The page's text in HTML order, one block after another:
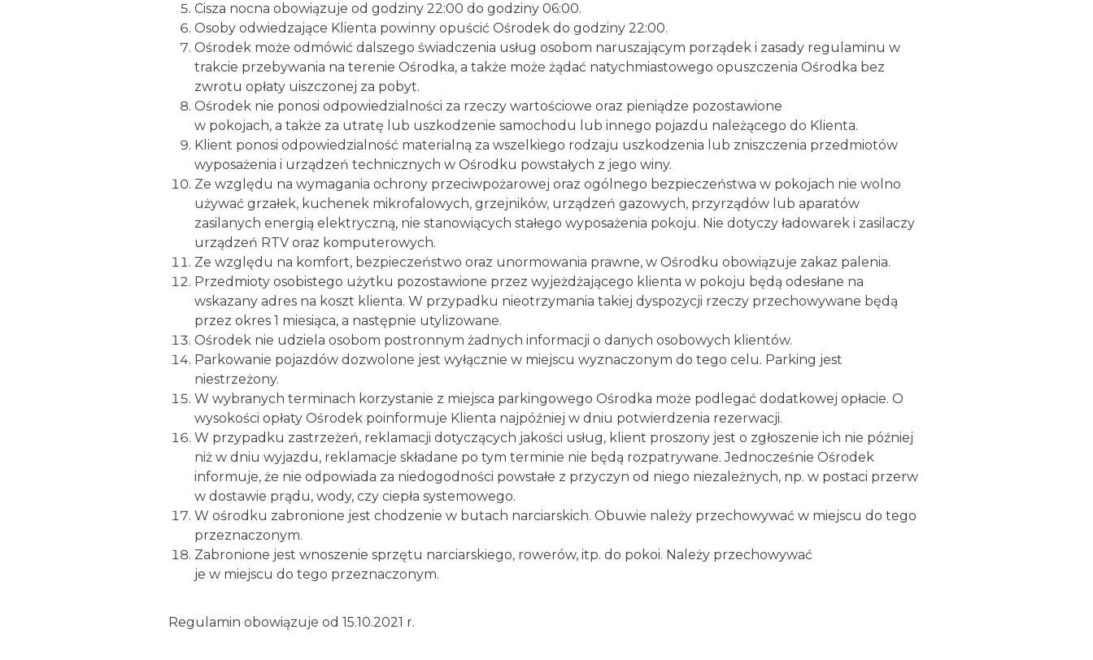
Cisza nocna obowiązuje od godziny 22:00 do godziny 06:00.
Osoby odwiedzające Klienta powinny opuścić Ośrodek do godziny 22:00.
Ośrodek może odmówić dalszego świadczenia usług osobom naruszającym porządek i zasady regulaminu w
trakcie przebywania na terenie Ośrodka, a także może żądać natychmiastowego opuszczenia Ośrodka bez
zwrotu opłaty uiszczonej za pobyt.
Ośrodek nie ponosi odpowiedzialności za rzeczy wartościowe oraz pieniądze pozostawione
w pokojach, a także za utratę lub uszkodzenie samochodu lub innego pojazdu należącego do Klienta.
Klient ponosi odpowiedzialność materialną za wszelkiego rodzaju uszkodzenia lub zniszczenia przedmiotów
wyposażenia i urządzeń technicznych w Ośrodku powstałych z jego winy.
Ze względu na wymagania ochrony przeciwpożarowej oraz ogólnego bezpieczeństwa w pokojach nie wolno
używać grzałek, kuchenek mikrofalowych, grzejników, urządzeń gazowych, przyrządów lub aparatów
zasilanych energią elektryczną, nie stanowiących stałego wyposażenia pokoju. Nie dotyczy ładowarek i zasilaczy
urządzeń RTV oraz komputerowych.
Ze względu na komfort, bezpieczeństwo oraz unormowania prawne, w Ośrodku obowiązuje zakaz palenia.
Przedmioty osobistego użytku pozostawione przez wyjeżdżającego klienta w pokoju będą odesłane na
wskazany adres na koszt klienta. W przypadku nieotrzymania takiej dyspozycji rzeczy przechowywane będą
przez okres 1 miesiąca, a następnie utylizowane.
Ośrodek nie udziela osobom postronnym żadnych informacji o danych osobowych klientów.
Parkowanie pojazdów dozwolone jest wyłącznie w miejscu wyznaczonym do tego celu. Parking jest
niestrzeżony.
W wybranych terminach korzystanie z miejsca parkingowego Ośrodka może podlegać dodatkowej opłacie. O
wysokości opłaty Ośrodek poinformuje Klienta najpóźniej w dniu potwierdzenia rezerwacji.
W przypadku zastrzeżeń, reklamacji dotyczących jakości usług, klient proszony jest o zgłoszenie ich nie później
niż w dniu wyjazdu, reklamacje składane po tym terminie nie będą rozpatrywane. Jednocześnie Ośrodek
informuje, że nie odpowiada za niedogodności powstałe z przyczyn od niego niezależnych, np. w postaci przerw
w dostawie prądu, wody, czy ciepła systemowego.
W ośrodku zabronione jest chodzenie w butach narciarskich. Obuwie należy przechowywać w miejscu do tego
przeznaczonym.
Zabronione jest wnoszenie sprzętu narciarskiego, rowerów, itp. do pokoi. Należy przechowywać
je w miejscu do tego przeznaczonym.
Regulamin obowiązuje od 15.10.2021 r.